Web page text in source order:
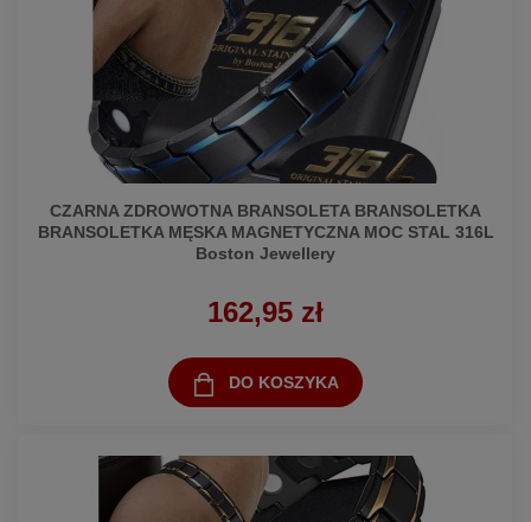
CZARNA ZDROWOTNA BRANSOLETA BRANSOLETKA
BRANSOLETKA MĘSKA MAGNETYCZNA MOC STAL 316L
Boston Jewellery
162,95 zł
DO KOSZYKA